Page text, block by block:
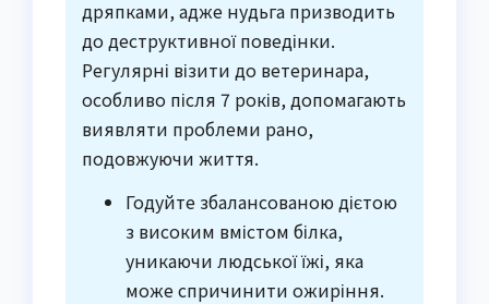
дряпками, адже нудьга призводить
до деструктивної поведінки.
Регулярні візити до ветеринара,
особливо після 7 років, допомагають
виявляти проблеми рано,
подовжуючи життя.
Годуйте збалансованою дієтою
з високим вмістом білка,
уникаючи людської їжі, яка
може спричинити ожиріння.